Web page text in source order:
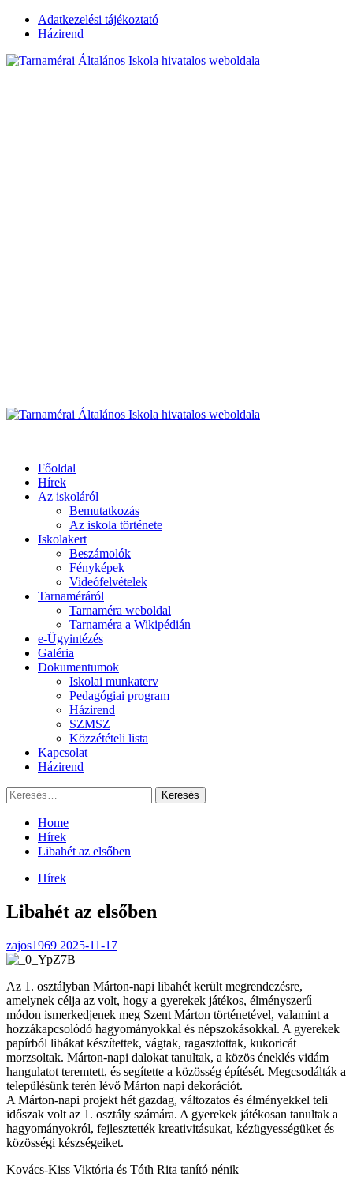
Skip
Adatkezelési tájékoztató
Házirend
Primary
Főoldal
Hírek
Az iskoláról
Bemutatkozás
Az iskola története
Iskolakert
Beszámolók
Fényképek
Videófelvételek
Tarnaméráról
Tarnaméra weboldal
Tarnaméra a Wikipédián
e-Ügyintézés
Galéria
Dokumentumok
Iskolai munkaterv
Pedagógiai program
Házirend
SZMSZ
Közzétételi lista
Kapcsolat
Házirend
Keresés:
Home
Hírek
Libahét az elsőben
Hírek
Libahét az elsőben
zajos1969 2025-11-17
Az 1. osztályban Márton-napi libahét került megrendezésre,
amelynek célja az volt, hogy a gyerekek játékos, élményszerű
módon ismerkedjenek meg Szent Márton történetével, valamint a
hozzákapcsolódó hagyományokkal és népszokásokkal. A gyerekek
papírból libákat készítettek, vágtak, ragasztottak, kukoricát
morzsoltak. Márton-napi dalokat tanultak, a közös éneklés vidám
hangulatot teremtett, és segítette a közösség építését. Megcsodálták a
településünk terén lévő Márton napi dekorációt.
A Márton-napi projekt hét gazdag, változatos és élményekkel teli
időszak volt az 1. osztály számára. A gyerekek játékosan tanultak a
hagyományokról, fejlesztették kreativitásukat, kézügyességüket és
közösségi készségeiket.
Kovács-Kiss Viktória és Tóth Rita tanító nénik